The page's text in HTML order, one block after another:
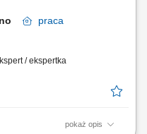
praca
/ ekspertka
pokaż opis